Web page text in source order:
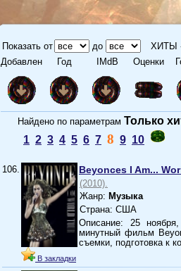
Показать от до
ХИТЫ
Добавлен Год IMdB Оценки
Найдено по параметрам Только
1 2 3 4 5 6 7 8 9 10
106.
В закладки
Beyonces I Am...
(2010).
Жанр: Музыка
Страна: США
Описание: 25
минутный фильм
съемки, подготовка к